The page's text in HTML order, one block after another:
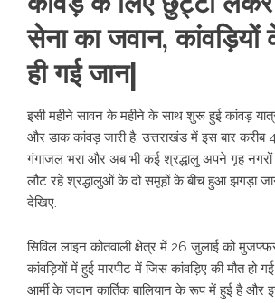
सेना का जवान,
ही गई जान|
इसी महीने सावन के महीने के साथ शुरू हुई कांवड़
और डाक कांवड़ जारी है. उत्तराखंड में इस बार करीब
गंगाजल भरा और अब भी कई श्रद्धालु अपने गृह नगरों
लौट रहे श्रद्धालुओं के दो समूहों के बीच हुआ झगड़ा
देखिए.
सिविल लाइन कोतवाली क्षेत्र में 26 जुलाई को
कांवड़ियों में हुई मारपीट में जिस कांवड़िए की मौत हो
आर्मी के जवान कार्तिक बालियान के रूप में हुई है और